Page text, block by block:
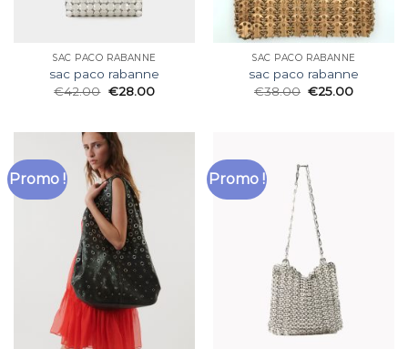
SAC PACO RABANNE
sac paco rabanne
€42.00 €28.00
SAC PACO RABANNE
sac paco rabanne
€38.00 €25.00
Promo ! Promo !